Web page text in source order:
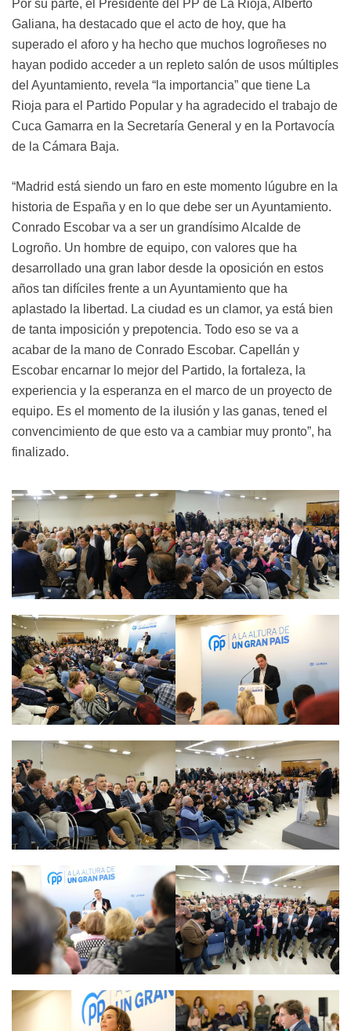
Por su parte, el Presidente del PP de La Rioja, Alberto
Galiana, ha destacado que el acto de hoy, que ha
superado el aforo y ha hecho que muchos logroñeses no
hayan podido acceder a un repleto salón de usos múltiples
del Ayuntamiento, revela “la importancia” que tiene La
Rioja para el Partido Popular y ha agradecido el trabajo de
Cuca Gamarra en la Secretaría General y en la Portavocía
de la Cámara Baja.
“Madrid está siendo un faro en este momento lúgubre en la
historia de España y en lo que debe ser un Ayuntamiento.
Conrado Escobar va a ser un grandísimo Alcalde de
Logroño. Un hombre de equipo, con valores que ha
desarrollado una gran labor desde la oposición en estos
años tan difíciles frente a un Ayuntamiento que ha
aplastado la libertad. La ciudad es un clamor, ya está bien
de tanta imposición y prepotencia. Todo eso se va a
acabar de la mano de Conrado Escobar. Capellán y
Escobar encarnar lo mejor del Partido, la fortaleza, la
experiencia y la esperanza en el marco de un proyecto de
equipo. Es el momento de la ilusión y las ganas, tened el
convencimiento de que esto va a cambiar muy pronto”, ha
finalizado.